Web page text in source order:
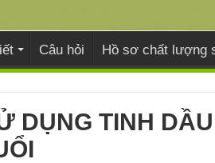
Câu hỏi Hồ sơ chất lượng
DỤNG TINH